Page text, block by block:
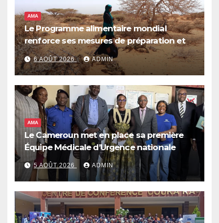
AMA
Le Programme alimentaire mondial
renforce ses mesures de préparation et
de réponse face à la menace d’El Niño,
qui pourrait plonger des dizaines de
millions de personnes dans l’insécurité
alimentaire aiguë
6 AOÛT 2026 ADMIN
AMA
Le Cameroun met en place sa première
Équipe Médicale d’Urgence nationale
5 AOÛT 2026 ADMIN